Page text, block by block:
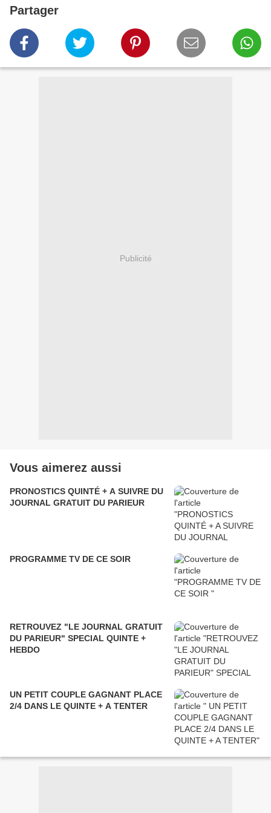
Partager
Publicité
Vous aimerez aussi
PRONOSTICS QUINTÉ + A SUIVRE DU
JOURNAL GRATUIT DU PARIEUR
PROGRAMME TV DE CE SOIR
RETROUVEZ "LE JOURNAL GRATUIT
DU PARIEUR" SPECIAL QUINTE +
HEBDO
UN PETIT COUPLE GAGNANT PLACE
2/4 DANS LE QUINTE + A TENTER